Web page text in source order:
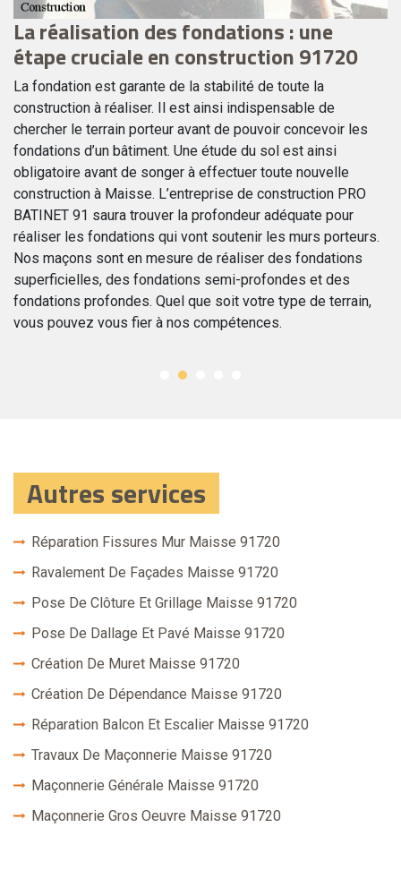
La réalisation des fondations : une
étape cruciale en construction 91720
La fondation est garante de la stabilité de toute la
construction à réaliser. Il est ainsi indispensable de
chercher le terrain porteur avant de pouvoir concevoir les
fondations d’un bâtiment. Une étude du sol est ainsi
obligatoire avant de songer à effectuer toute nouvelle
construction à Maisse. L’entreprise de construction PRO
BATINET 91 saura trouver la profondeur adéquate pour
réaliser les fondations qui vont soutenir les murs porteurs.
Nos maçons sont en mesure de réaliser des fondations
superficielles, des fondations semi-profondes et des
fondations profondes. Quel que soit votre type de terrain,
vous pouvez vous fier à nos compétences.
Autres services
Réparation Fissures Mur Maisse 91720
Ravalement De Façades Maisse 91720
Pose De Clôture Et Grillage Maisse 91720
Pose De Dallage Et Pavé Maisse 91720
Création De Muret Maisse 91720
Création De Dépendance Maisse 91720
Réparation Balcon Et Escalier Maisse 91720
Travaux De Maçonnerie Maisse 91720
Maçonnerie Générale Maisse 91720
Maçonnerie Gros Oeuvre Maisse 91720